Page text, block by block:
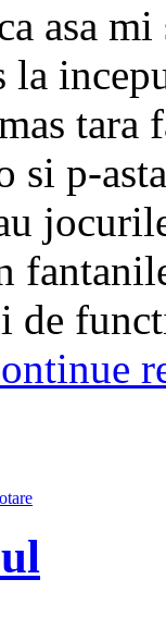
asa
la
tara
si p-
de